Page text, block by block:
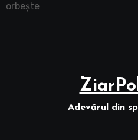
orbește
Adevărul din